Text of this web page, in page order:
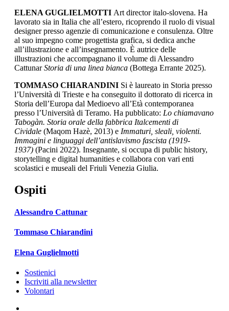
ELENA GUGLIELMOTTI Art director italo-slovena. Ha
lavorato sia in Italia che all’estero, ricoprendo il ruolo di visual
designer presso agenzie di comunicazione e consulenza. Oltre
al suo impegno come progettista grafica, si dedica anche
all’illustrazione e all’insegnamento. È autrice delle
illustrazioni che accompagnano il volume di Alessandro
CattunarStoria di una linea bianca (Bottega Errante 2025).
TOMMASO CHIARANDINI Si è laureato in Storia presso
l’Università di Trieste e ha conseguito il dottorato di ricerca in
Storia dell’Europa dal Medioevo all’Età contemporanea
presso l’Università di Teramo. Ha pubblicato: Lo chiamavano
Tabogàn. Storia orale della fabbrica Italcementi di
Cividale (Maqom Hazè, 2013) e Immaturi, sleali, violenti.
Immagini e linguaggi dell’antislavismo fascista (1919-
1937) (Pacini 2022). Insegnante, si occupa di public history,
storytelling e digital humanities e collabora con vari enti
scolastici e museali del Friuli Venezia Giulia.
Ospiti
Alessandro Cattunar
Tommaso Chiarandini
Elena Guglielmotti
Sostienici
Iscriviti alla newsletter
Volontari